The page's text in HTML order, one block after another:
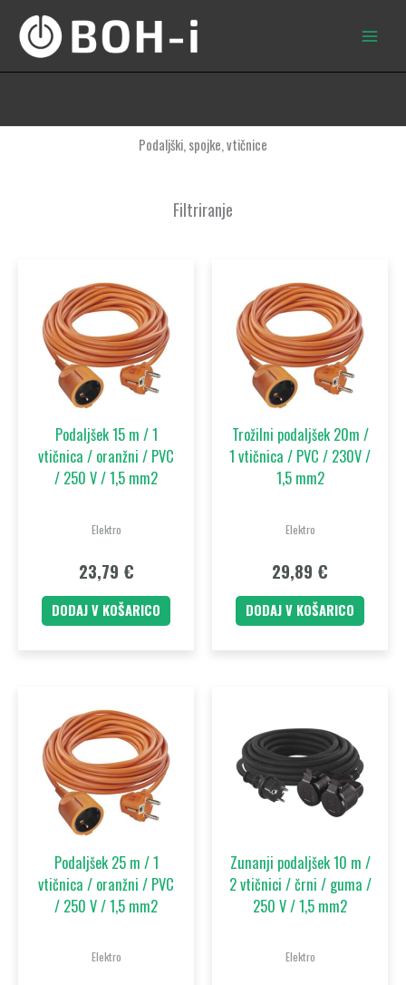
content
Podaljški, spojke, vtičnice
Filtriranje
Podaljšek 15 m / 1
vtičnica / oranžni / PVC
/ 250 V / 1,5 mm2
Elektro
23,79 €
DODAJ V KOŠARICO
Trožilni podaljšek 20m /
1 vtičnica / PVC / 230V /
1,5 mm2
Elektro
29,89 €
DODAJ V KOŠARICO
Podaljšek 25 m / 1
vtičnica / oranžni / PVC
/ 250 V / 1,5 mm2
Elektro
Zunanji podaljšek 10 m /
2 vtičnici / črni / guma /
250 V / 1,5 mm2
Elektro